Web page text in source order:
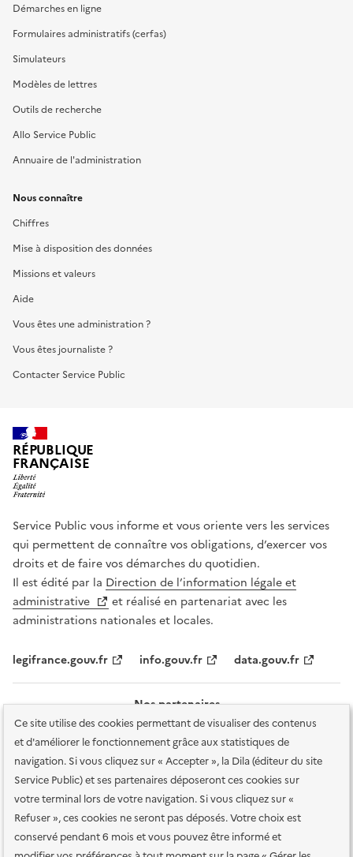
Ce site utilise des cookies permettant de visualiser des contenus
et d'améliorer le fonctionnement grâce aux statistiques de
navigation. Si vous cliquez sur « Accepter », la Dila (éditeur du site
Service Public) et ses partenaires déposeront ces cookies sur
votre terminal lors de votre navigation. Si vous cliquez sur «
Refuser », ces cookies ne seront pas déposés. Votre choix est
conservé pendant 6 mois et vous pouvez être informé et
Démarches en ligne
Formulaires administratifs (cerfas)
Simulateurs
Modèles de lettres
Outils de recherche
Allo Service Public
Annuaire de l'administration
Nous connaître
Chiffres
Mise à disposition des données
Missions et valeurs
Aide
Vous êtes une administration ?
Vous êtes journaliste ?
Contacter Service Public
RÉPUBLIQUE
FRANÇAISE
Service Public vous informe et vous oriente vers les services
qui permettent de connaître vos obligations, d’exercer vos
droits et de faire vos démarches du quotidien.
Il est édité par la Direction de l’information légale et
administrative
et réalisé en partenariat avec les
administrations nationales et locales.
legifrance.gouv.fr info.gouv.fr data.gouv.fr
Nos partenaires
Plan du site Accessibilité : totalement conforme
Accessibilité des
services en ligne Mentions légales Données personnelles et sécurité